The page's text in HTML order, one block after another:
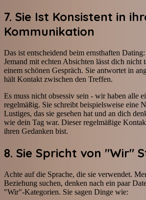
7. Sie Ist Konsistent in
Kommunikation
Das ist entscheidend beim ernsthaften
Jemand mit echten Absichten lässt dich nicht
einem schönen Gespräch. Sie antwortet in
hält Kontakt zwischen den Treffen.
Es muss nicht obsessiv sein - wir haben alle
regelmäßig. Sie schreibt beispielsweise eine
Lustiges, das sie gesehen hat und an dich
wie dein Tag war. Dieser regelmäßige
ihren Gedanken bist.
8. Sie Spricht von "Wir"
Achte auf die Sprache, die sie verwendet.
Beziehung suchen, denken nach ein paar
"Wir"-Kategorien. Sie sagen Dinge wie: